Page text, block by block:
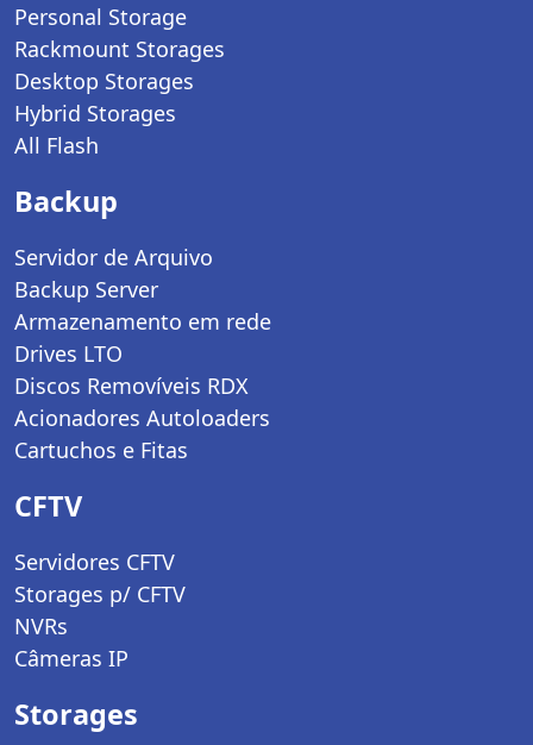
Personal Storage
Rackmount Storages
Desktop Storages
Hybrid Storages
All Flash
Backup
Servidor de Arquivo
Backup Server
Armazenamento em rede
Drives LTO
Discos Removíveis RDX
Acionadores Autoloaders
Cartuchos e Fitas
CFTV
Servidores CFTV
Storages p/ CFTV
NVRs
Câmeras IP
Storages